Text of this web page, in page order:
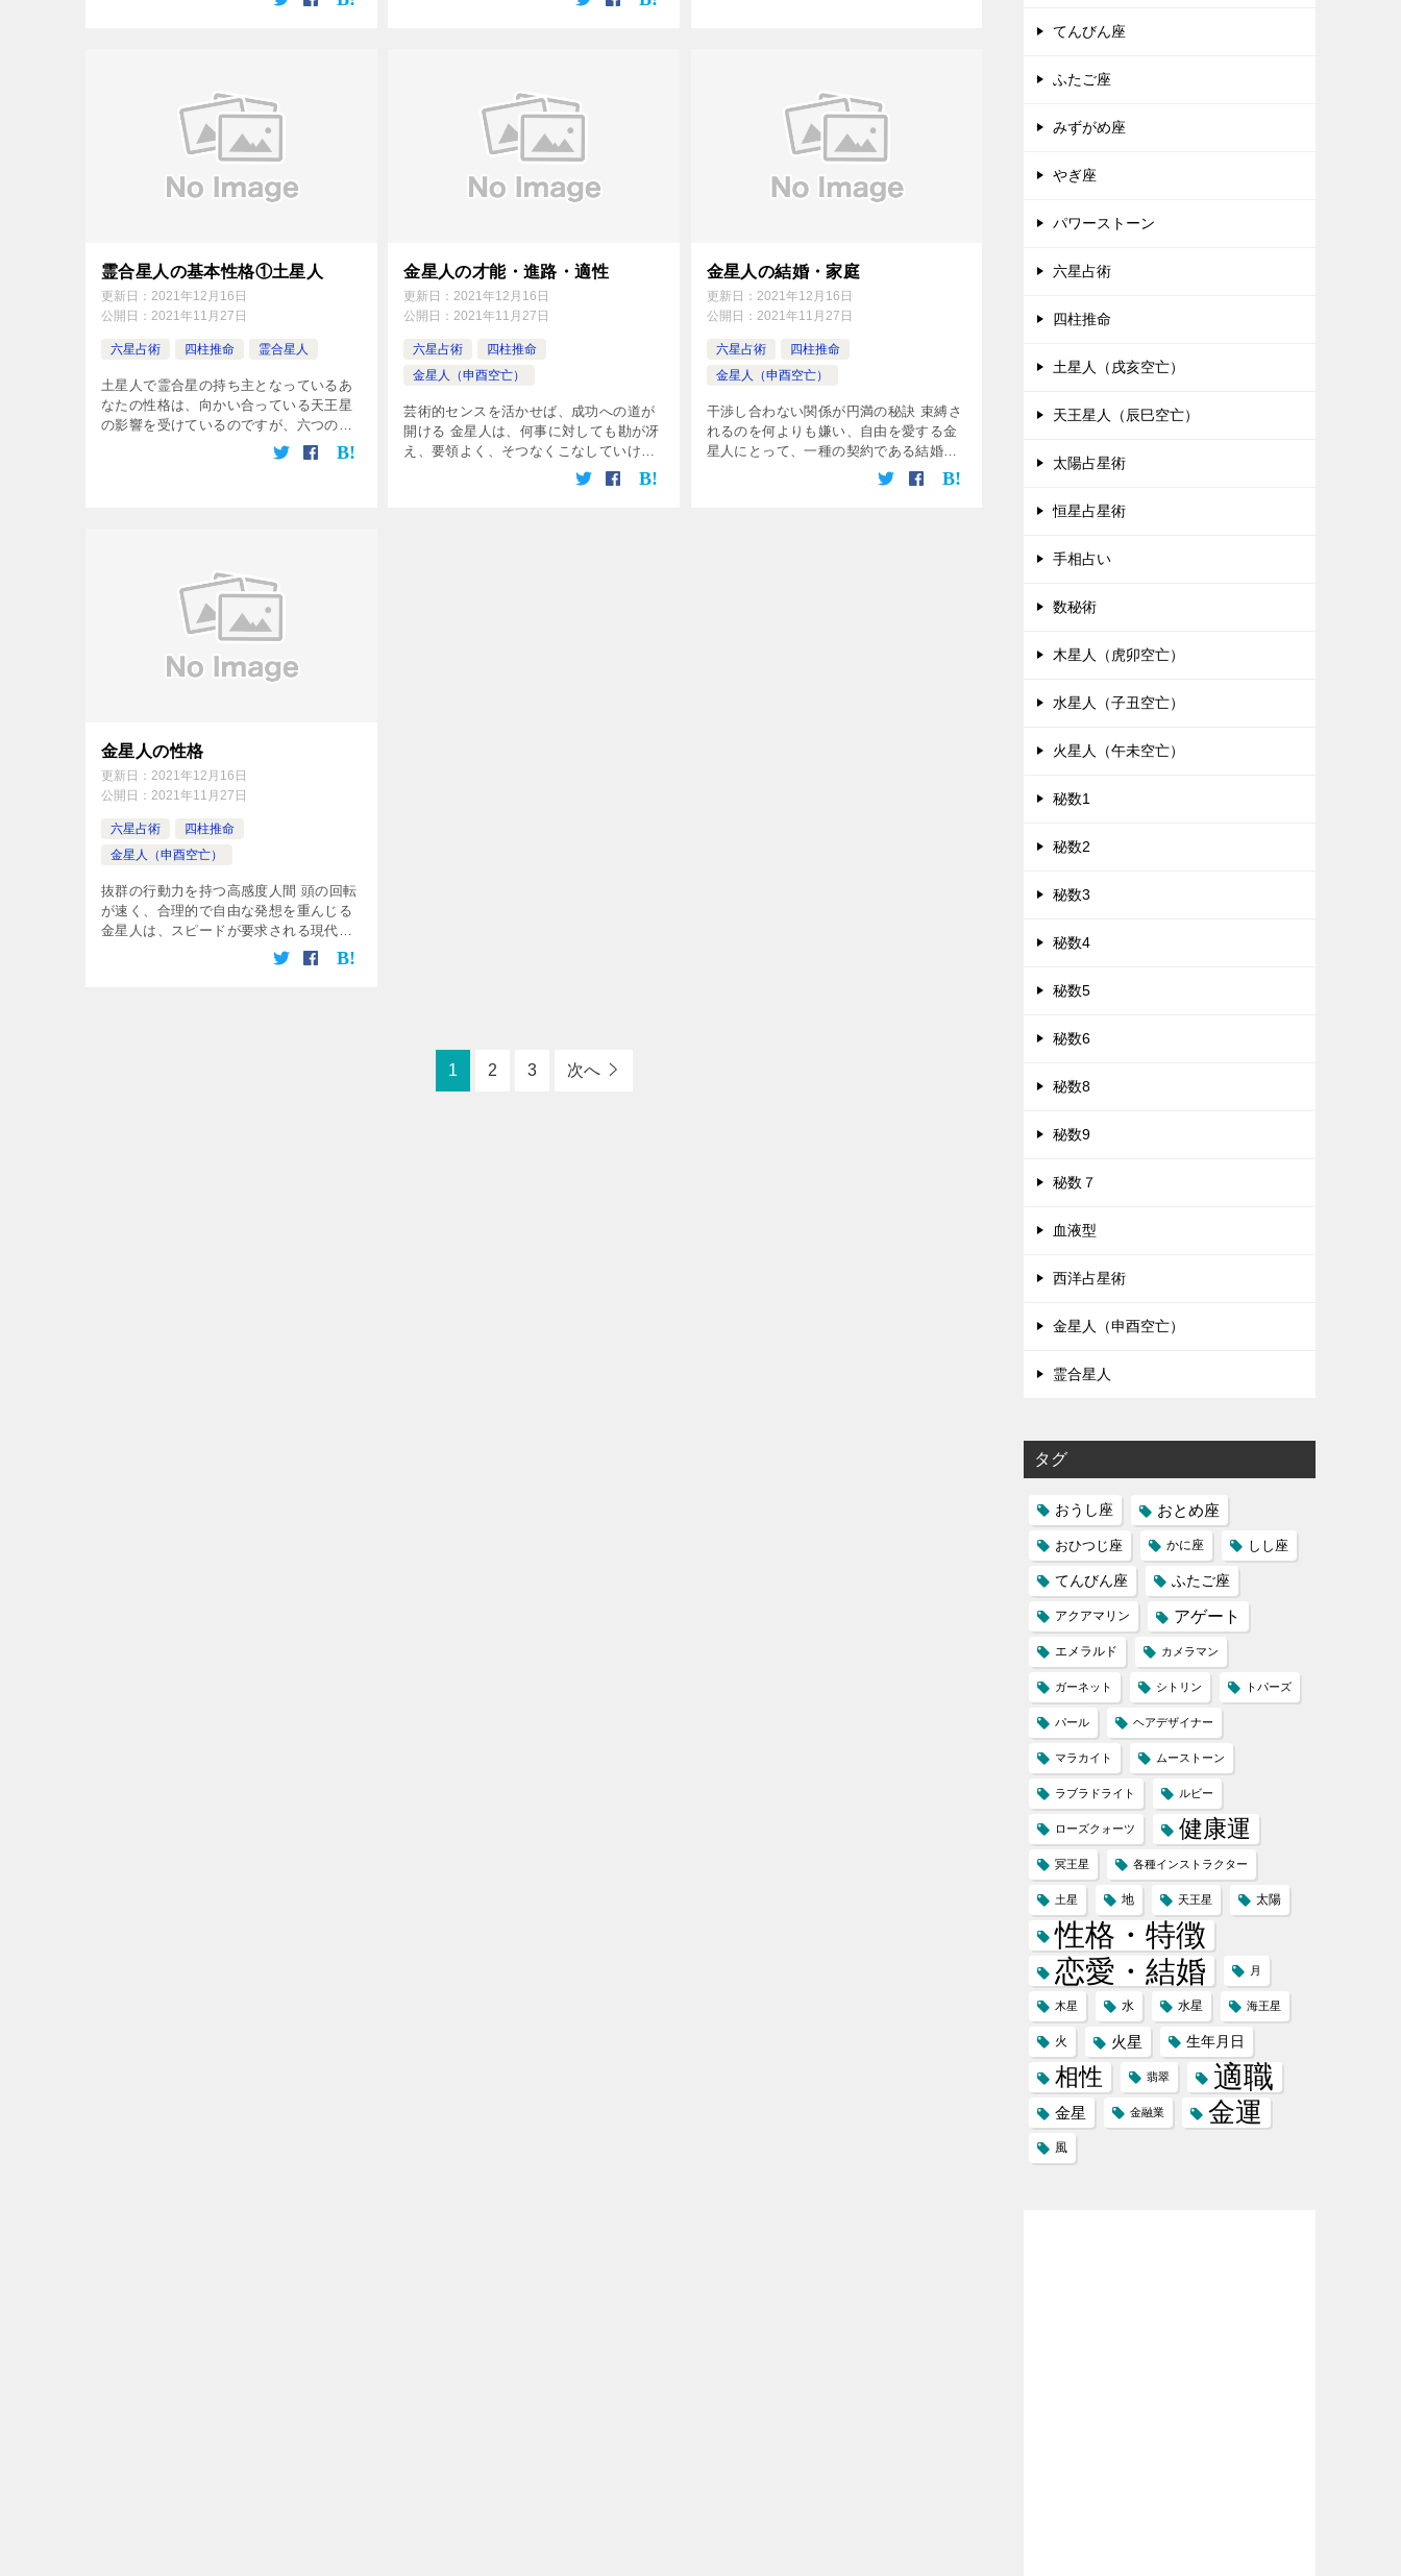
出たりしないのも木星人の特徴です。 保
ことん守り抜くことにかけては、火星人
霊合星人の基本性格①土星人
更新日： 2021年12月16日
公開日： 2021年11月27日
六星占術 四柱推命 霊合星人
土星人で霊合星の持ち主となっているあ
なたの性格は、向かい合っている天王星
の影響を受けているのですが、六つの星
のうち、この二つほど、矛盾の度合いが
激しい組み合わせはないかもしれませ
金星人の才能・進路・適性
更新日：2021年12月16日
公開日：2021年11月27日
六星占術
四柱推命
金星人（申酉空亡）
芸術的センスを活かせば、成功への道が
開ける 金星人は、何事に対しても勘が冴
え、要領よく、そつなくこなしていける
タイプです。抜群の行動力も持っていま
すから、ツボにはまったときは才能を一
金星人の結婚・家庭
更新日： 2021年12月16日
公開日： 2021年11月27日
六星占術
四柱推命
金星人（申酉空亡）
干渉し合わない関係が円満の秘訣 束縛さ
れるのを何よりも嫌い、自由を愛する金
星人にとって、一種の契約である結婚
は、およそ肌に合わない行為です。 セッ
クスの快楽が得られれば、同棲や不倫関
金星人の性格
更新日： 2021年12月16日
公開日： 2021年11月27日
六星占術
四柱推命
金星人（申酉空亡）
抜群の行動力を持つ高感度人間 頭の回転
が速く、合理的で自由な発想を重んじる
金星人は、スピードが要求される現代社
会にぴったりとマッチした性格を持って
います。 しかも、行動の星､ですから、
1 2 3 次へ
てんびん座
ふたご座
みずがめ座
やぎ座
パワーストーン
六星占術
四柱推命
土星人（戌亥空亡）
天王星人（辰巳空亡）
太陽占星術
恒星占星術
手相占い
数秘術
木星人（虎卯空亡）
水星人（子丑空亡）
火星人（午未空亡）
秘数1
秘数2
秘数3
秘数4
秘数5
秘数6
秘数8
秘数9
秘数７
血液型
西洋占星術
金星人（申酉空亡）
霊合星人
タグ
おうし座 おとめ座
おひつじ座 かに座 しし座
てんびん座 ふたご座
アクアマリン アゲート
エメラルド カメラマン
ガーネット シトリン トパーズ
パール ヘアデザイナー
マラカイト ムーストーン
ラブラドライト ルビー
ローズクォーツ 健康運
冥王星 各種インストラクター
土星 地 天王星 太陽
性格・特徴
恋愛・結婚 月
木星 水 水星 海王星
火 火星 生年月日
相性 翡翠 適職
金星 金融業 金運
風